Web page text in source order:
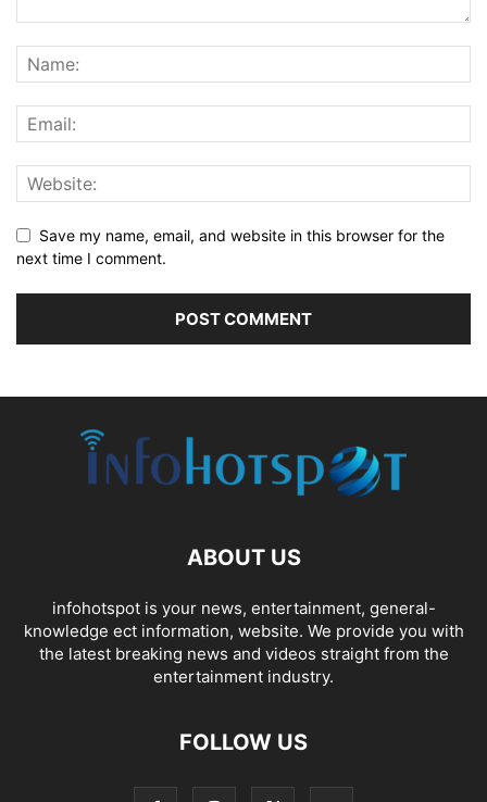
Save my name, email, and website in this browser for the
next time I comment.
ABOUT US
infohotspot is your news, entertainment, general-
knowledge ect information, website. We provide you with
the latest breaking news and videos straight from the
entertainment industry.
FOLLOW US